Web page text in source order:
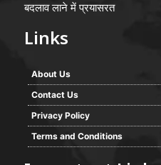
बदलाव लाने में प्रयासरत
Links
About Us
Contact Us
Privacy Policy
Terms and Conditions